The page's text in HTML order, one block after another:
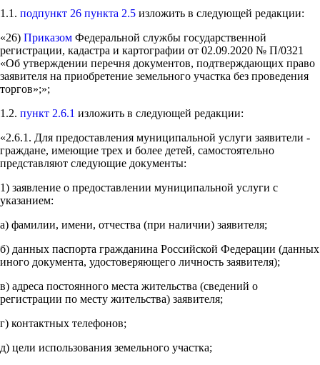
1.1. подпункт 26 пункта 2.5 изложить в следующей редакции:
«26) Приказом Федеральной службы государственной
регистрации, кадастра и картографии от 02.09.2020 № П/0321
«Об утверждении перечня документов, подтверждающих право
заявителя на приобретение земельного участка без проведения
торгов»;»;
1.2. пункт 2.6.1 изложить в следующей редакции:
«2.6.1. Для предоставления муниципальной услуги заявители -
граждане, имеющие трех и более детей, самостоятельно
представляют следующие документы:
1) заявление о предоставлении муниципальной услуги с
указанием:
а) фамилии, имени, отчества (при наличии) заявителя;
б) данных паспорта гражданина Российской Федерации (данных
иного документа, удостоверяющего личность заявителя);
в) адреса постоянного места жительства (сведений о
регистрации по месту жительства) заявителя;
г) контактных телефонов;
д) цели использования земельного участка;